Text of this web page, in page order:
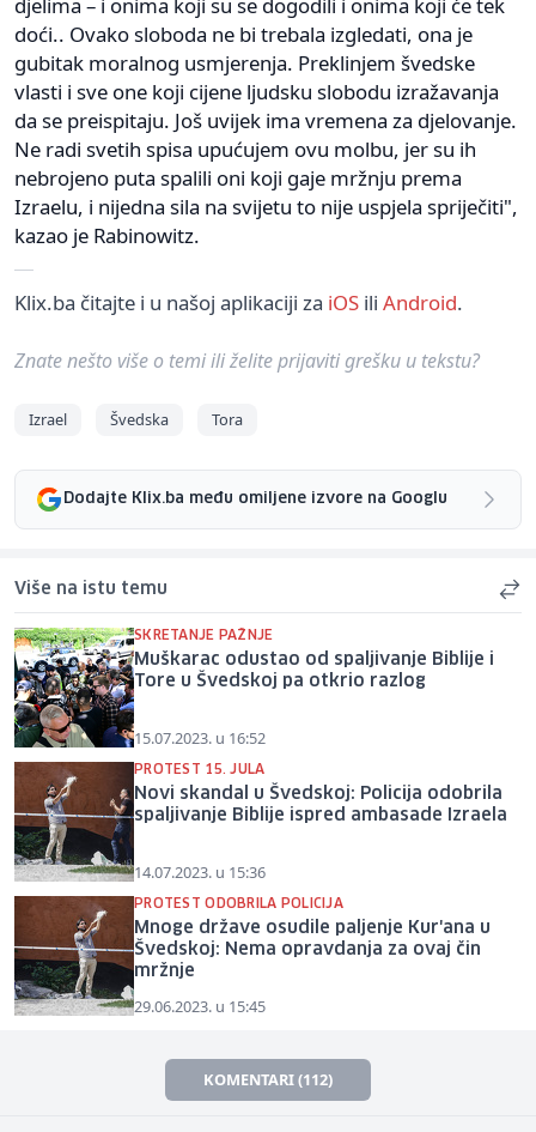
doći.. Ovako sloboda ne bi trebala izgledati, ona je
gubitak moralnog usmjerenja. Preklinjem švedske
vlasti i sve one koji cijene ljudsku slobodu izražavanja
da se preispitaju. Još uvijek ima vremena za djelovanje.
Ne radi svetih spisa upućujem ovu molbu, jer su ih
nebrojeno puta spalili oni koji gaje mržnju prema
Izraelu, i nijedna sila na svijetu to nije uspjela spriječiti",
kazao je Rabinowitz.
Klix.ba čitajte i u našoj aplikaciji za iOS ili Android.
Znate nešto više o temi ili želite prijaviti grešku u tekstu?
Izrael Švedska Tora
Dodajte Klix.ba među omiljene izvore na Googlu
Više na istu temu
SKRETANJE PAŽNJE
Muškarac odustao od spaljivanje Biblije i
Tore u Švedskoj pa otkrio razlog
15.07.2023. u 16:52
PROTEST 15. JULA
Novi skandal u Švedskoj: Policija odobrila
spaljivanje Biblije ispred ambasade Izraela
14.07.2023. u 15:36
PROTEST ODOBRILA POLICIJA
Mnoge države osudile paljenje Kur'ana u
Švedskoj: Nema opravdanja za ovaj čin
mržnje
29.06.2023. u 15:45
KOMENTARI (112)